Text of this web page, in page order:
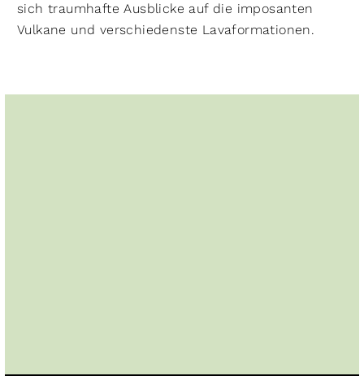
sich traumhafte Ausblicke auf die imposanten
Vulkane und verschiedenste Lavaformationen.